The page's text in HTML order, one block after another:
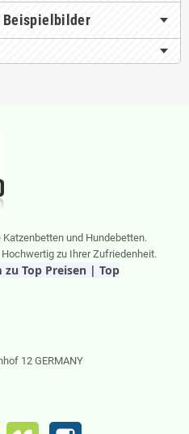
Beispielbilder
und Hundebetten.
zu Ihrer Zufriedenheit.
Top Preisen | Top
12 GERMANY
YouTube Vimeo